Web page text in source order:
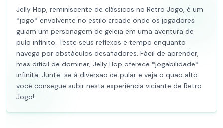
Jelly Hop, reminiscente de clássicos no Retro Jogo, é um
*jogo* envolvente no estilo arcade onde os jogadores
guiam um personagem de geleia em uma aventura de
pulo infinito. Teste seus reflexos e tempo enquanto
navega por obstáculos desafiadores. Fácil de aprender,
mas difícil de dominar, Jelly Hop oferece *jogabilidade*
infinita. Junte-se à diversão de pular e veja o quão alto
você consegue subir nesta experiência viciante de Retro
Jogo!